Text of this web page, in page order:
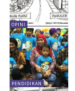
OPINI
PENDIDIKAN